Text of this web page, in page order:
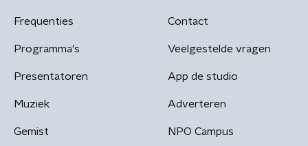
Frequenties
Programma's
Presentatoren
Muziek
Gemist
Contact
Veelgestelde vragen
App de studio
Adverteren
NPO Campus